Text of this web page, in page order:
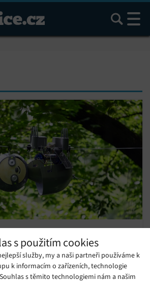
s použitím cookies
služby, my a naši partneři používáme k
k informacím o zařízeních, technologie
s těmito technologiemi nám a našim
Hledat
druhů
často inspirují ve zvířecí říši, protože
příroda a evoluce za ně již v